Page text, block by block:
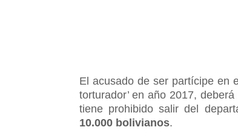
El acusado de ser partícipe en
torturador’ en año 2017,
tiene prohibido salir del
10.000 bolivianos.